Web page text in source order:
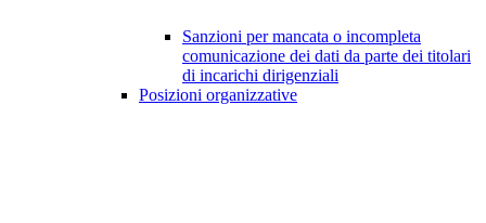
Sanzioni per mancata o incompleta
comunicazione dei dati da parte dei titolari
di incarichi dirigenziali
Posizioni organizzative